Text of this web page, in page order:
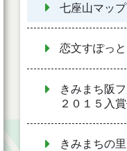
七座山マップ
恋文すぽっ
きみまち阪
２０１５入
きみまちの